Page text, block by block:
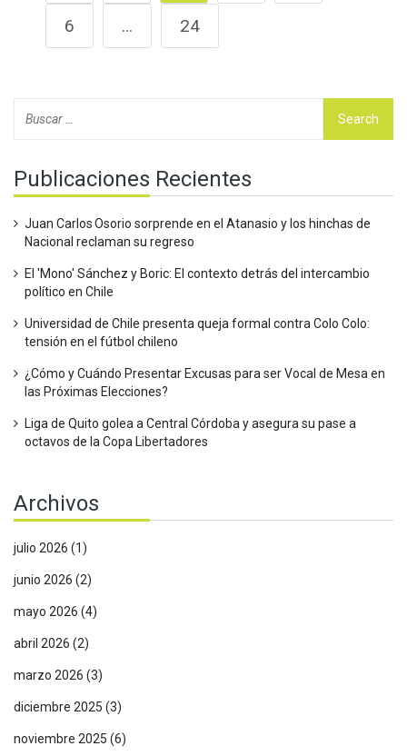
6 … 24
Publicaciones Recientes
Juan Carlos Osorio sorprende en el Atanasio y los hinchas de
Nacional reclaman su regreso
El 'Mono' Sánchez y Boric: El contexto detrás del intercambio
político en Chile
Universidad de Chile presenta queja formal contra Colo Colo:
tensión en el fútbol chileno
¿Cómo y Cuándo Presentar Excusas para ser Vocal de Mesa en
las Próximas Elecciones?
Liga de Quito golea a Central Córdoba y asegura su pase a
octavos de la Copa Libertadores
Archivos
julio 2026 (1)
junio 2026 (2)
mayo 2026 (4)
abril 2026 (2)
marzo 2026 (3)
diciembre 2025 (3)
noviembre 2025 (6)